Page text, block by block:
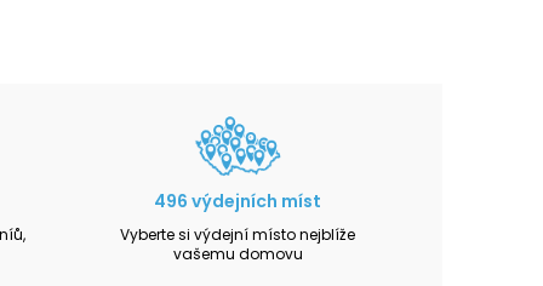
496 výdejních míst
Vyberte si výdejní místo nejblíže
vašemu domovu